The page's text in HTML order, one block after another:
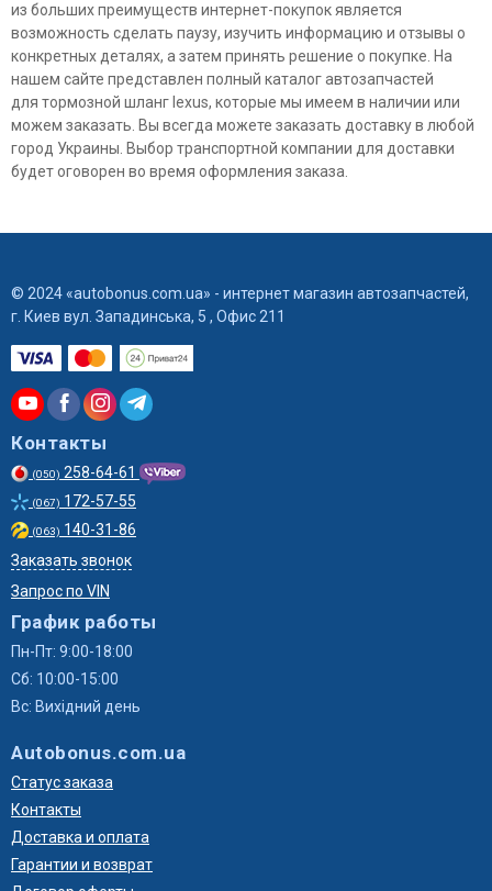
из больших преимуществ интернет-покупок является
возможность сделать паузу, изучить информацию и отзывы о
конкретных деталях, а затем принять решение о покупке. На
нашем сайте представлен полный каталог автозапчастей
для тормозной шланг lexus, которые мы имеем в наличии или
можем заказать. Вы всегда можете заказать доставку в любой
город Украины. Выбор транспортной компании для доставки
будет оговорен во время оформления заказа.
© 2024 «autobonus.com.ua» - интернет магазин автозапчастей,
г. Киев вул. Западинська, 5 , Офис 211
Контакты
(050) 258-64-61
(067) 172-57-55
(063) 140-31-86
Заказать звонок
Запрос по VIN
График работы
Пн-Пт: 9:00-18:00
Сб: 10:00-15:00
Вс: Вихідний день
Autobonus.com.ua
Статус заказа
Контакты
Доставка и оплата
Гарантии и возврат